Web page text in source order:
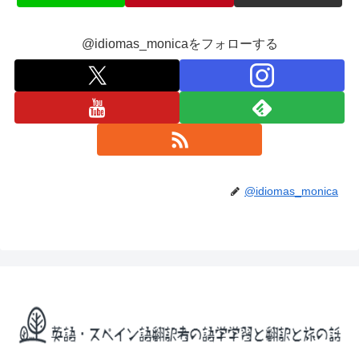
@idiomas_monicaをフォローする
@idiomas_monica